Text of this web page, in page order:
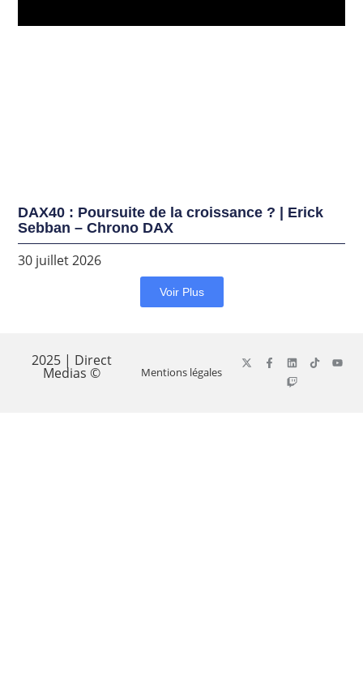
DAX40 : Poursuite de la croissance ? | Erick
Sebban – Chrono DAX
30 juillet 2026
Voir Plus
2025 | Direct
Medias © Mentions légales